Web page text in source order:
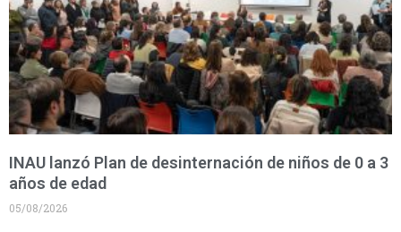
INAU lanzó Plan de desinternación de niños de 0 a 3
años de edad
05/08/2026